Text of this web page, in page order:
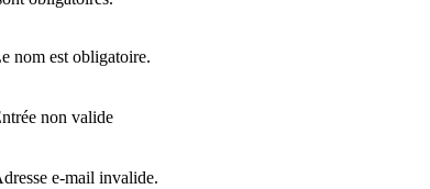
nom est obligatoire.
non valide
e-mail invalide.